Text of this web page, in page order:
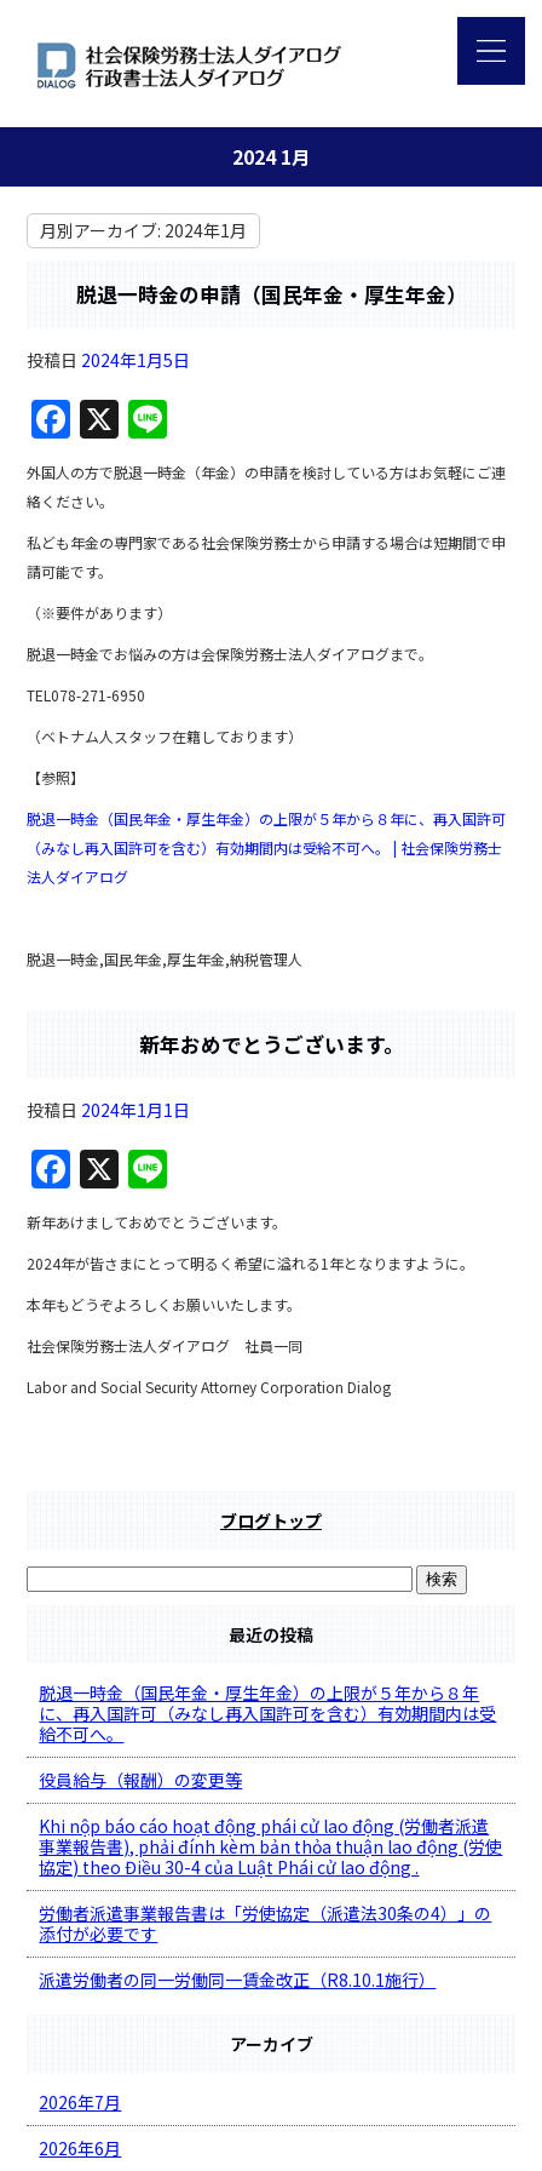
2024 1月
月別アーカイブ: 2024年1月
脱退一時金の申請（国民年金・厚生年金）
投稿日 2024年1月5日
F
a
c
e
b
o
o
k
X
n
e
外国人の方で脱退一時金（年金）の申請を検討している方はお気軽にご連
絡ください。
私ども年金の専門家である社会保険労務士から申請する場合は短期間で申
請可能です。
（※要件があります）
脱退一時金でお悩みの方は会保険労務士法人ダイアログまで。
TEL078-271-6950
（ベトナム人スタッフ在籍しております）
【参照】
脱退一時金（国民年金・厚生年金）の上限が５年から８年に、再入国許可
（みなし再入国許可を含む）有効期間内は受給不可へ。 | 社会保険労務士
法人ダイアログ
脱退一時金,国民年金,厚生年金,納税管理人
新年おめでとうございます。
投稿日 2024年1月1日
F
a
c
e
b
o
o
X
n
e
新年あけましておめでとうございます。
2024年が皆さまにとって明るく希望に溢れる1年となりますように。
本年もどうぞよろしくお願いいたします。
社会保険労務士法人ダイアログ 社員一同
Labor and Social Security Attorney Corporation Dialog
ブログトップ
最近の投稿
脱退一時金（国民年金・厚生年金）の上限が５年から８年
に、再入国許可（みなし再入国許可を含む）有効期間内は受
給不可へ。
役員給与（報酬）の変更等
Khi nộp báo cáo hoạt động phái cử lao động (労働者派遣
事業報告書), phải đính kèm bản thỏa thuận lao động (労使
協定) theo Điều 30-4 của Luật Phái cử lao động .
労働者派遣事業報告書は「労使協定（派遣法30条の4）」の
添付が必要です
派遣労働者の同一労働同一賃金改正（R8.10.1施行）
アーカイブ
2026年7月
2026年6月